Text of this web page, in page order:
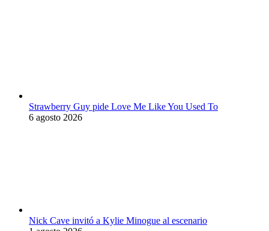
Strawberry Guy pide Love Me Like You Used To
6 agosto 2026
Nick Cave invitó a Kylie Minogue al escenario